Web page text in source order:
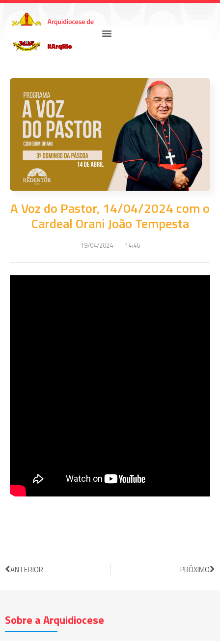
A Voz do Pastor, 14/04/2024 com o
Cardeal Orani João Tempesta
19/04/2024 14:46
ANTERIOR PRÓXIMO
Sobre a Arquidiocese